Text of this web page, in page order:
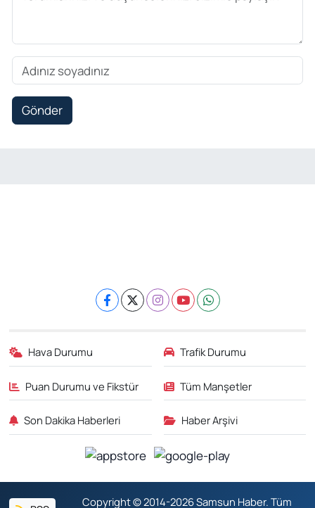
Gönder
Hava Durumu Trafik Durumu
Puan Durumu ve Fikstür Tüm Manşetler
Son Dakika Haberleri Haber Arşivi
Copyright © 2014-2026 Samsun Haber. Tüm